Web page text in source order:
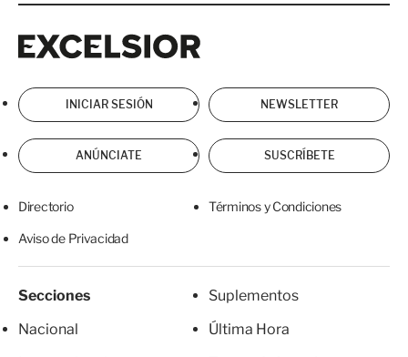
INICIAR SESIÓN NEWSLETTER
ANÚNCIATE SUSCRÍBETE
Directorio Términos y Condiciones
Aviso de Privacidad
Secciones
Nacional
Suplementos
Última Hora